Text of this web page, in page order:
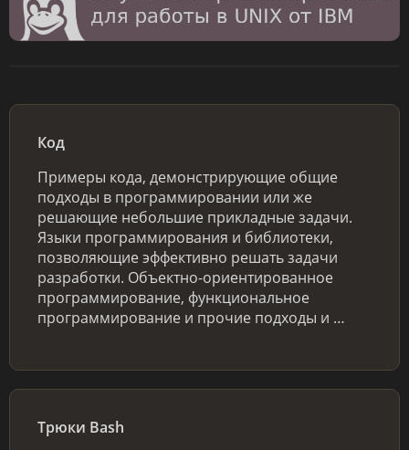
Код
Примеры кода, демонстрирующие общие
подходы в программировании или же
решающие небольшие прикладные задачи.
Языки программирования и библиотеки,
позволяющие эффективно решать задачи
разработки. Объектно-ориентированное
программирование, функциональное
программирование и прочие подходы и …
Трюки Bash